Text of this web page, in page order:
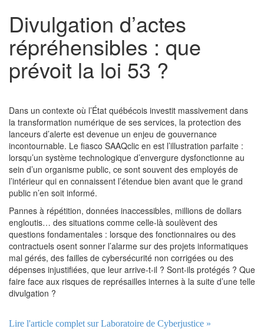
Divulgation d’actes
répréhensibles : que
prévoit la loi 53 ?
Dans un contexte où l’État québécois investit massivement dans
la transformation numérique de ses services, la protection des
lanceurs d’alerte est devenue un enjeu de gouvernance
incontournable. Le fiasco SAAQclic en est l’illustration parfaite :
lorsqu’un système technologique d’envergure dysfonctionne au
sein d’un organisme public, ce sont souvent des employés de
l’intérieur qui en connaissent l’étendue bien avant que le grand
public n’en soit informé.
Pannes à répétition, données inaccessibles, millions de dollars
engloutis… des situations comme celle-là soulèvent des
questions fondamentales : lorsque des fonctionnaires ou des
contractuels osent sonner l’alarme sur des projets informatiques
mal gérés, des failles de cybersécurité non corrigées ou des
dépenses injustifiées, que leur arrive-t-il ? Sont-ils protégés ? Que
faire face aux risques de représailles internes à la suite d’une telle
divulgation ?
Lire l'article complet sur Laboratoire de Cyberjustice »